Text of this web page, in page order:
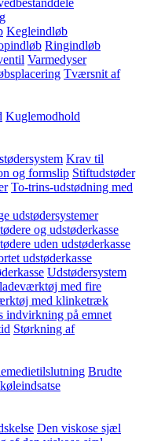
Kegleindløb
Ringindløb
Varmedyser
Tværsnit af
Kuglemodhold
Krav til
og formslip Stiftudstøder
To-trins-udstødning med
udstødersystemer
og udstøderkasse
uden udstøderkasse
udstøderkasse
Udstødersystem
med fire
med klinketræk
indvirkning på emnet
Størkning af
Brudte
Den viskose sjæl